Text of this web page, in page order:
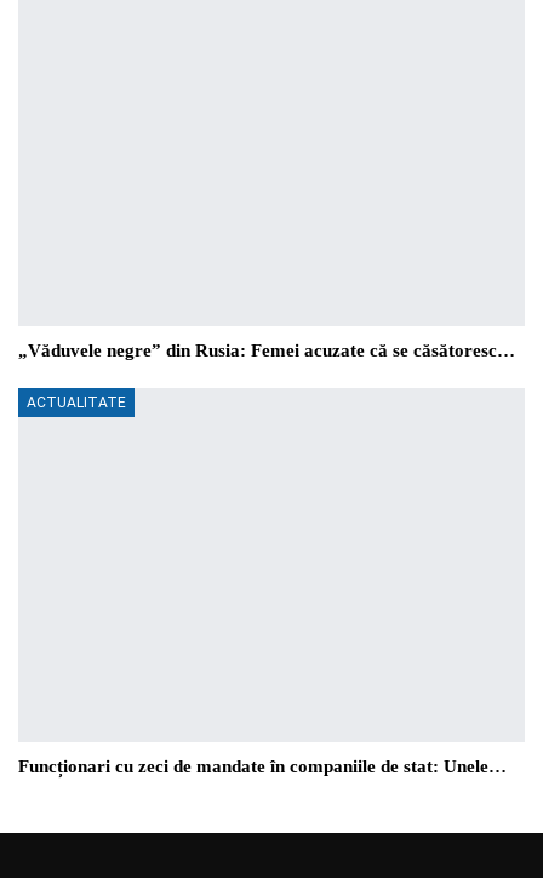
„Văduvele negre” din Rusia: Femei acuzate că se căsătoresc…
ACTUALITATE
Funcționari cu zeci de mandate în companiile de stat: Unele…